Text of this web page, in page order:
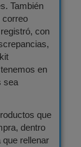
También
correo
con
en
sea
que
dentro
que rellenar